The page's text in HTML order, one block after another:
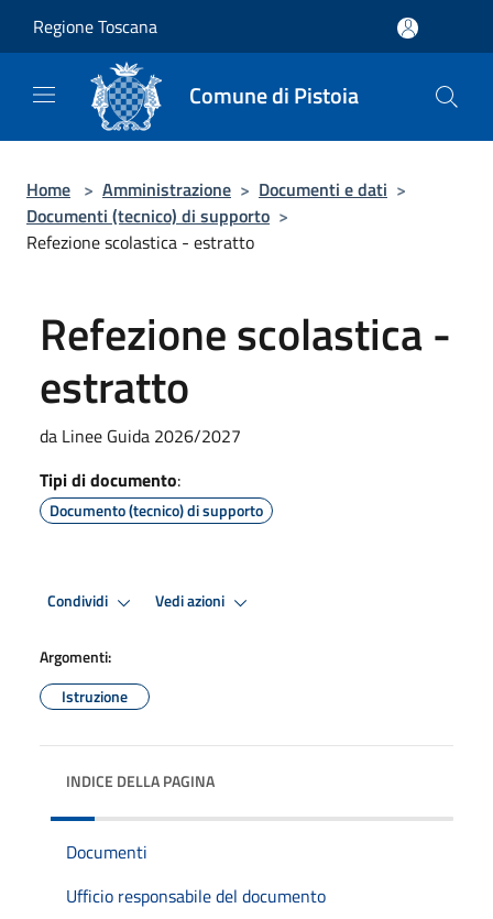
Regione Toscana
Comune di Pistoia
Home > Amministrazione > Documenti e dati >
Documenti (tecnico) di supporto >
Refezione scolastica - estratto
Refezione scolastica -
estratto
da Linee Guida 2026/2027
Tipi di documento:
Documento (tecnico) di supporto
Condividi Vedi azioni
Argomenti:
Istruzione
INDICE DELLA PAGINA
Documenti
Ufficio responsabile del documento